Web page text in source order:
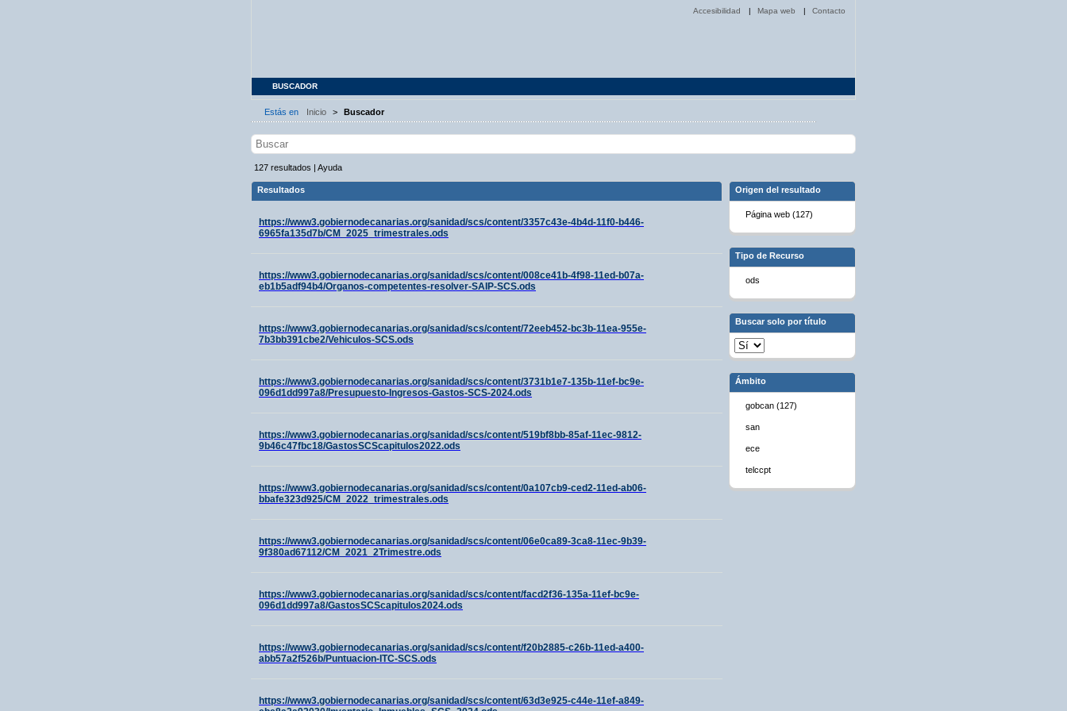
Accesibilidad | Mapa web | Contacto
BUSCADOR
Estás en Inicio > Buscador
127 resultados | Ayuda
Resultados
https://www3.gobiernodecanarias.org/sanidad/scs/content/3357c43e-4b4d-11f0-b446-
6965fa135d7b/CM_2025_trimestrales.ods
https://www3.gobiernodecanarias.org/sanidad/scs/content/008ce41b-4f98-11ed-b07a-
eb1b5adf94b4/Organos-competentes-resolver-SAIP-SCS.ods
https://www3.gobiernodecanarias.org/sanidad/scs/content/72eeb452-bc3b-11ea-955e-
7b3bb391cbe2/Vehiculos-SCS.ods
https://www3.gobiernodecanarias.org/sanidad/scs/content/3731b1e7-135b-11ef-bc9e-
096d1dd997a8/Presupuesto-Ingresos-Gastos-SCS-2024.ods
https://www3.gobiernodecanarias.org/sanidad/scs/content/519bf8bb-85af-11ec-9812-
9b46c47fbc18/GastosSCScapitulos2022.ods
https://www3.gobiernodecanarias.org/sanidad/scs/content/0a107cb9-ced2-11ed-ab06-
bbafe323d925/CM_2022_trimestrales.ods
https://www3.gobiernodecanarias.org/sanidad/scs/content/06e0ca89-3ca8-11ec-9b39-
9f380ad67112/CM_2021_2Trimestre.ods
https://www3.gobiernodecanarias.org/sanidad/scs/content/facd2f36-135a-11ef-bc9e-
096d1dd997a8/GastosSCScapitulos2024.ods
https://www3.gobiernodecanarias.org/sanidad/scs/content/f20b2885-c26b-11ed-a400-
abb57a2f526b/Puntuacion-ITC-SCS.ods
https://www3.gobiernodecanarias.org/sanidad/scs/content/63d3e925-c44e-11ef-a849-
Origen del resultado
Página web (127)
Tipo de Recurso
ods
Buscar solo por título
Ámbito
gobcan (127)
san
ece
telccpt